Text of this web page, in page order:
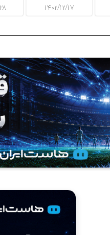
۱۴۰۲/۱۲/۱۷